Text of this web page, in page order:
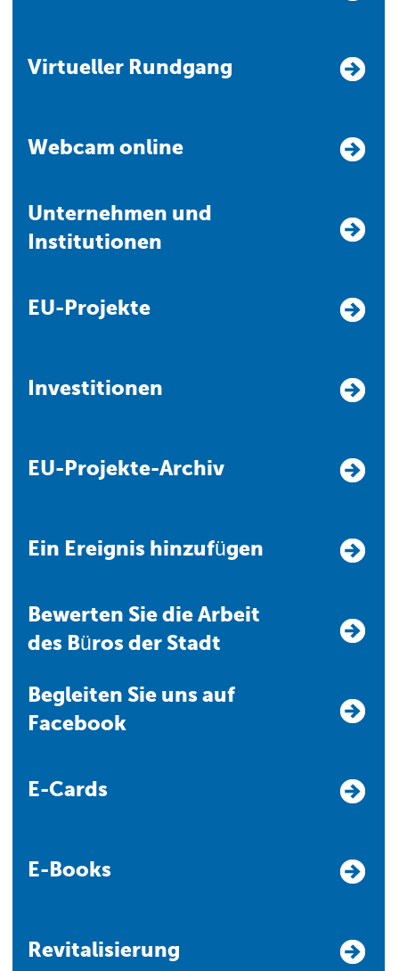
Virtueller Rundgang
Webcam online
Unternehmen und
Institutionen
EU-Projekte
Investitionen
EU-Projekte-Archiv
Ein Ereignis hinzufügen
Bewerten Sie die Arbeit
des Büros der Stadt
Begleiten Sie uns auf
Facebook
E-Cards
E-Books
Revitalisierung